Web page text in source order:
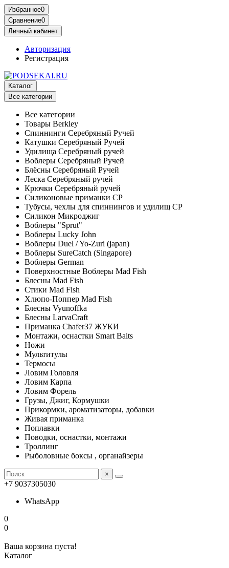
Избранное0
Сравнение0
Личный кабинет
Авторизация
Регистрация
Каталог
Все категории
Все категории
Товары Berkley
Спиннинги Серебряный Ручей
Катушки Серебряный Ручей
Удилища Серебряный ручей
Воблеры Серебряный Ручей
Блёсны Серебряный Ручей
Леска Серебряный ручей
Крючки Серебряный ручей
Силиконовые приманки СР
Тубусы, чехлы для спиннингов и удилищ СР
Силикон Микроджиг
Воблеры "Sprut"
Воблеры Lucky John
Воблеры Duel / Yo-Zuri (japan)
Воблеры SureCatch (Singapore)
Воблеры German
Поверхностные Воблеры Mad Fish
Блесны Mad Fish
Стики Mad Fish
Хлюпо-Поппер Mad Fish
Блесны Vyunoffka
Блесны LarvaCraft
Приманка Chafer37 ЖУКИ
Монтажи, оснастки Smart Baits
Ножи
Мультитулы
Термосы
Ловим Головля
Ловим Карпа
Ловим Форель
Грузы, Джиг, Кормушки
Прикормки, ароматизаторы, добавки
Живая приманка
Поплавки
Поводки, оснастки, монтажи
Троллинг
Рыболовные боксы , органайзеры
×
+7 9037305030
WhatsApp
0
0
Ваша корзина пуста!
Каталог